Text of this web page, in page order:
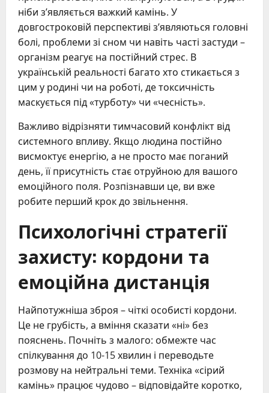
ніби з’являється важкий камінь. У
довгостроковій перспективі з’являються головні
болі, проблеми зі сном чи навіть часті застуди –
організм реагує на постійний стрес. В
українській реальності багато хто стикається з
цим у родині чи на роботі, де токсичність
маскується під «турботу» чи «чесність».
Важливо відрізняти тимчасовий конфлікт від
системного впливу. Якщо людина постійно
висмоктує енергію, а не просто має поганий
день, її присутність стає отруйною для вашого
емоційного поля. Розпізнавши це, ви вже
робите перший крок до звільнення.
Психологічні стратегії
захисту: кордони та
емоційна дистанція
Найпотужніша зброя – чіткі особисті кордони.
Це не грубість, а вміння сказати «ні» без
пояснень. Почніть з малого: обмежте час
спілкування до 10-15 хвилин і переводьте
розмову на нейтральні теми. Техніка «сірий
камінь» працює чудово – відповідайте коротко,